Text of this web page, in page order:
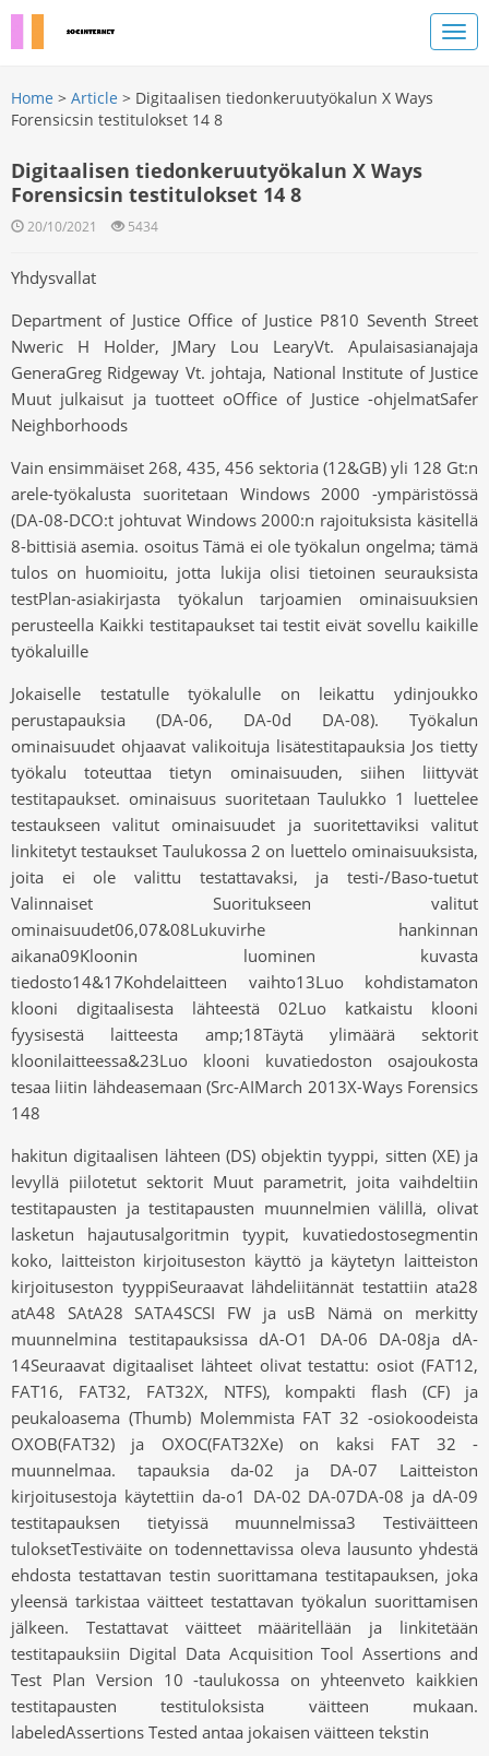
Home > Article > Digitaalisen tiedonkeruutyökalun X Ways
Forensicsin testitulokset 14 8
Digitaalisen tiedonkeruutyökalun X Ways
Forensicsin testitulokset 14 8
20/10/2021 5434
Yhdysvallat
Department of Justice Office of Justice P810 Seventh Street
Nweric H Holder, JMary Lou LearyVt. Apulaisasianajaja
GeneraGreg Ridgeway Vt. johtaja, National Institute of Justice
Muut julkaisut ja tuotteet oOffice of Justice -ohjelmatSafer
Neighborhoods
Vain ensimmäiset 268, 435, 456 sektoria (12&GB) yli 128 Gt:n
arele-työkalusta suoritetaan Windows 2000 -ympäristössä
(DA-08-DCO:t johtuvat Windows 2000:n rajoituksista käsitellä
8-bittisiä asemia. osoitus Tämä ei ole työkalun ongelma; tämä
tulos on huomioitu, jotta lukija olisi tietoinen seurauksista
testPlan-asiakirjasta työkalun tarjoamien ominaisuuksien
perusteella Kaikki testitapaukset tai testit eivät sovellu kaikille
työkaluille
Jokaiselle testatulle työkalulle on leikattu ydinjoukko
perustapauksia (DA-06, DA-0d DA-08). Työkalun
ominaisuudet ohjaavat valikoituja lisätestitapauksia Jos tietty
työkalu toteuttaa tietyn ominaisuuden, siihen liittyvät
testitapaukset. ominaisuus suoritetaan Taulukko 1 luettelee
testaukseen valitut ominaisuudet ja suoritettaviksi valitut
linkitetyt testaukset Taulukossa 2 on luettelo ominaisuuksista,
joita ei ole valittu testattavaksi, ja testi-/Baso-tuetut
Valinnaiset Suoritukseen valitut
ominaisuudet06,07&08Lukuvirhe hankinnan
aikana09Kloonin luominen kuvasta
tiedosto14&17Kohdelaitteen vaihto13Luo kohdistamaton
klooni digitaalisesta lähteestä 02Luo katkaistu klooni
fyysisestä laitteesta amp;18Täytä ylimäärä sektorit
kloonilaitteessa&23Luo klooni kuvatiedoston osajoukosta
tesaa liitin lähdeasemaan (Src-AIMarch 2013X-Ways Forensics
148
hakitun digitaalisen lähteen (DS) objektin tyyppi, sitten (XE) ja
levyllä piilotetut sektorit Muut parametrit, joita vaihdeltiin
testitapausten ja testitapausten muunnelmien välillä, olivat
lasketun hajautusalgoritmin tyypit, kuvatiedostosegmentin
koko, laitteiston kirjoituseston käyttö ja käytetyn laitteiston
kirjoituseston tyyppiSeuraavat lähdeliitännät testattiin ata28
atA48 SAtA28 SATA4SCSI FW ja usB Nämä on merkitty
muunnelmina testitapauksissa dA-O1 DA-06 DA-08ja dA-
14Seuraavat digitaaliset lähteet olivat testattu: osiot (FAT12,
FAT16, FAT32, FAT32X, NTFS), kompakti flash (CF) ja
peukaloasema (Thumb) Molemmista FAT 32 -osiokoodeista
OXOB(FAT32) ja OXOC(FAT32Xe) on kaksi FAT 32 -
muunnelmaa. tapauksia da-02 ja DA-07 Laitteiston
kirjoitusestoja käytettiin da-o1 DA-02 DA-07DA-08 ja dA-09
testitapauksen tietyissä muunnelmissa3 Testiväitteen
tuloksetTestiväite on todennettavissa oleva lausunto yhdestä
ehdosta testattavan testin suorittamana testitapauksen, joka
yleensä tarkistaa väitteet testattavan työkalun suorittamisen
jälkeen. Testattavat väitteet määritellään ja linkitetään
testitapauksiin Digital Data Acquisition Tool Assertions and
Test Plan Version 10 -taulukossa on yhteenveto kaikkien
testitapausten testituloksista väitteen mukaan.
labeledAssertions Tested antaa jokaisen väitteen tekstin